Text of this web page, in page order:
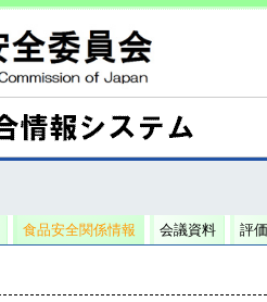
食品安全関係情報 会議資料 評